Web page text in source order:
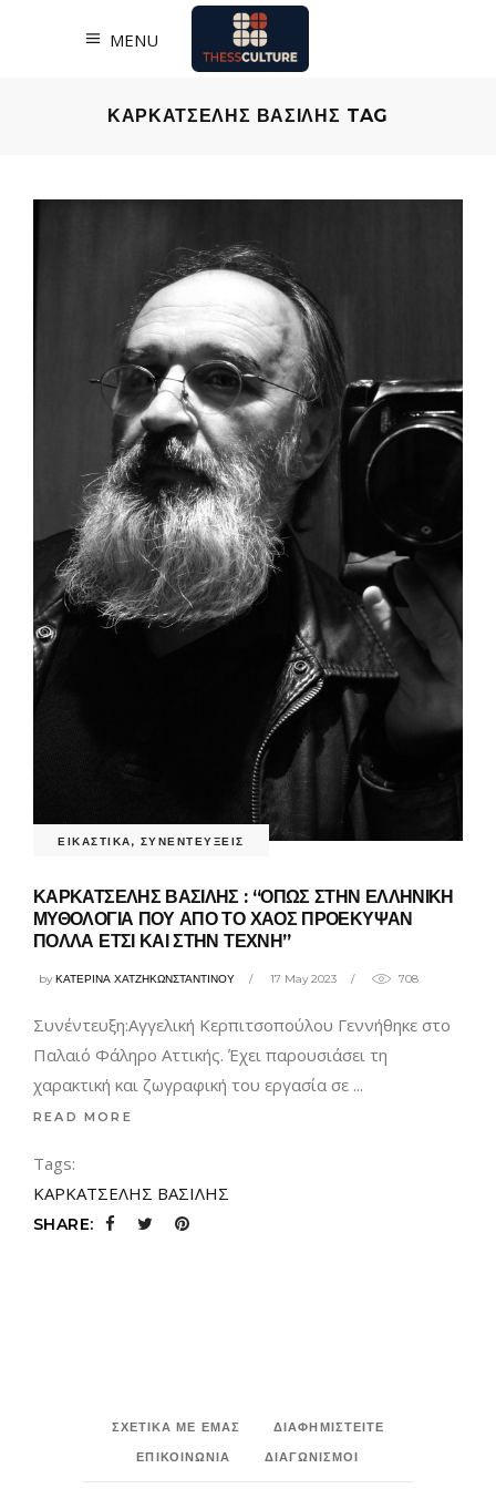
MENU
ΚΑΡΚΑΤΣΕΛΗΣ ΒΑΣΙΛΗΣ TAG
ΕΙΚΑΣΤΙΚΑ, ΣΥΝΕΝΤΕΥΞΕΙΣ
ΚΑΡΚΑΤΣΕΛΗΣ ΒΑΣΙΛΗΣ : “ΟΠΩΣ ΣΤΗΝ ΕΛΛΗΝΙΚΗ
ΜΥΘΟΛΟΓΙΑ ΠΟΥ ΑΠΟ ΤΟ ΧΑΟΣ ΠΡΟΕΚΥΨΑΝ
ΠΟΛΛΑ ΕΤΣΙ ΚΑΙ ΣΤΗΝ ΤΕΧΝΗ”
byΚΑΤΕΡΙΝΑ ΧΑΤΖΗΚΩΝΣΤΑΝΤΙΝΟΥ 17 May 2023 708
Συνέντευξη:Αγγελική Κερπιτσοπούλου Γεννήθηκε στο
Παλαιό Φάληρο Αττικής. Έχει παρουσιάσει τη
χαρακτική και ζωγραφική του εργασία σε
READ MORE
Tags:
ΚΑΡΚΑΤΣΕΛΗΣ ΒΑΣΙΛΗΣ
SHARE:
ΣΧΕΤΙΚΑ ΜΕ ΕΜΑΣ
ΔΙΑΦΗΜΙΣΤΕΙΤΕ
ΕΠΙΚΟΙΝΩΝΙΑ
ΔΙΑΓΩΝΙΣΜΟΙ